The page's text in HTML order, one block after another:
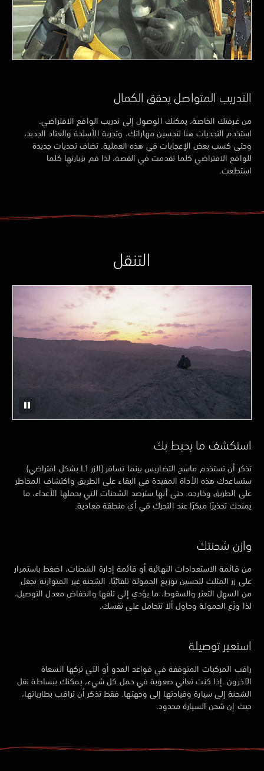
التدريب المتواصل يحقق الكمال
من غرفتك الخاصة، يمكنك الوصول إلى تدريب الواقع الافتراضي.
استخدم التحديات هنا لتحسين مهاراتك، وتجربة الأسلحة والعتاد الجديد،
وحتى كسب بعض الإعجابات في هذه العملية. تضاف تحديات جديدة
للواقع الافتراضي كلما تقدمت في القصة، لذا قم بزيارتها كلما
استطعت.
التنقل
استكشف ما يحيط بك
تذكر أن تستخدم ماسح التضاريس بينما تسافر (الزر L1 بشكل افتراضي).
ستساعدك هذه الأداة المفيدة في البقاء على الطريق واكتشاف المخاطر
على الطريق وخارجه. حتى أنها سترصد الشحنات التي يحملها الأعداء، ما
يمنحك تحذيرًا مبكرًا عند التحرك في أي منطقة معادية.
وازن شحنتك
من قائمة الاستعدادات النهائية أو قائمة إدارة الشحنات، اضغط باستمرار
على زر المثلث لتحسين توزيع الحمولة تلقائيًا. الشحنة غير المتوازنة تجعل
من السهل التعثر والسقوط، ما يؤدي إلى تلفها وانخفاض معدل التوصيل،
لذا وزّع الحمولة وحاول ألا تتحامل على نفسك.
استعير توصيلة
راقب المركبات المتوقفة في قواعد العدو أو التي تركها السعاة
الآخرون. إذا كنت تعاني صعوبة في حمل كل شيء، يمكنك ببساطة نقل
الشحنة إلى سيارة وقيادتها إلى وجهتها. فقط تذكر أن تراقب بطارياتها،
حيث إن شحن السيارة محدود.